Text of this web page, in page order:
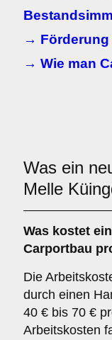
→ Förderung
→ Wie man
Was ein
Melle
Was kostet
Carportbau
Die
durch einen
40 € bis 70 €
Arbeitskosten